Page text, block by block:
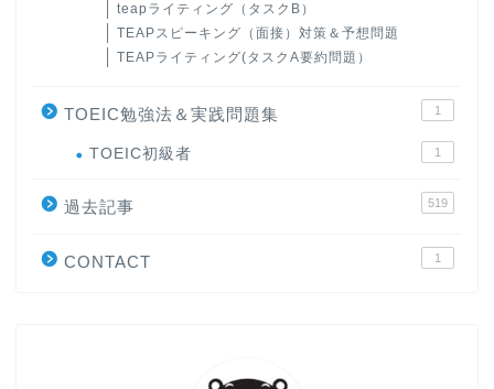
teapライティング（タスクB）
TEAPスピーキング（面接）対策＆予想問題
TEAPライティング(タスクA要約問題）
TOEIC勉強法＆実践問題集 1
TOEIC初級者 1
過去記事 519
CONTACT 1
大学入試英語対策講座